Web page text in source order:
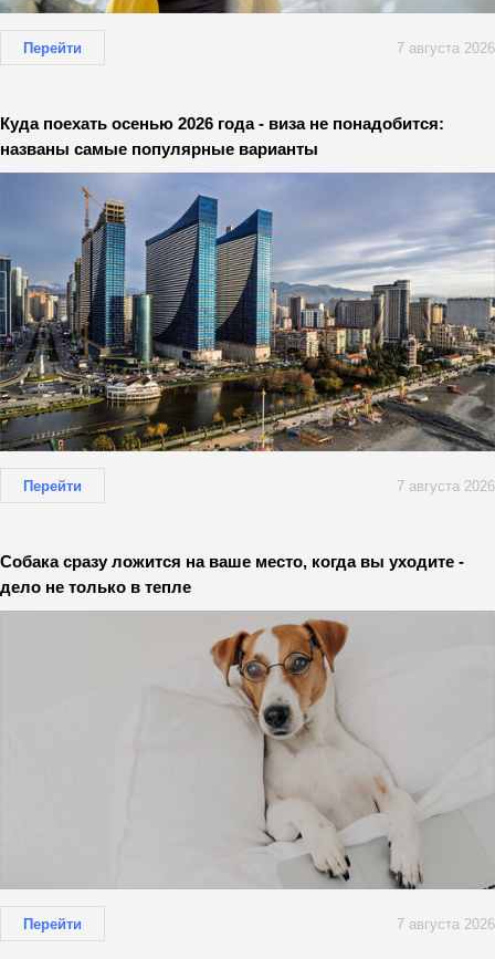
Перейти 7 августа 2026
Куда поехать осенью 2026 года - виза не понадобится:
названы самые популярные варианты
Перейти 7 августа 2026
Собака сразу ложится на ваше место, когда вы уходите -
дело не только в тепле
Перейти 7 августа 2026